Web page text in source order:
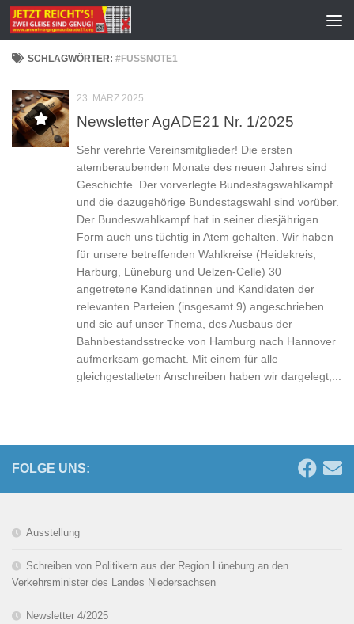
Zum Inhalt springen
SCHLAGWÖRTER:#FUSSNOTE1
23. MÄRZ 2025
Newsletter AgADE21 Nr. 1/2025
Sehr verehrte Vereinsmitglieder! Die ersten
atemberaubenden Monate des neuen Jahres sind
Geschichte. Der vorverlegte Bundestagswahlkampf
und die dazugehörige Bundestagswahl sind vorüber.
Der Bundeswahlkampf hat in seiner diesjährigen
Form auch uns tüchtig in Atem gehalten. Wir haben
für unsere betreffenden Wahlkreise (Heidekreis,
Harburg, Lüneburg und Uelzen-Celle) 30
angetretene Kandidatinnen und Kandidaten der
relevanten Parteien (insgesamt 9) angeschrieben
und sie auf unser Thema, des Ausbaus der
Bahnbestandsstrecke von Hamburg nach Hannover
aufmerksam gemacht. Mit einem für alle
gleichgestalteten Anschreiben haben wir dargelegt,...
FOLGE UNS:
Ausstellung
Schreiben von Politikern aus der Region Lüneburg an den
Verkehrsminister des Landes Niedersachsen
Newsletter 4/2025